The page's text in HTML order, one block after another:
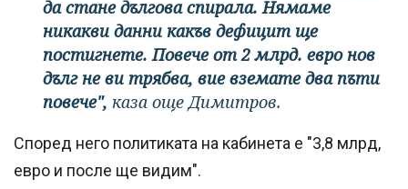
да стане дългова спирала. Нямаме
никакви данни какъв дефицит ще
постигнете. Повече от 2 млрд. евро нов
дълг не ви трябва, вие вземате два пъти
повече", каза още Димитров.
Според него политиката на кабинета е "3,8 млрд,
евро и после ще видим".